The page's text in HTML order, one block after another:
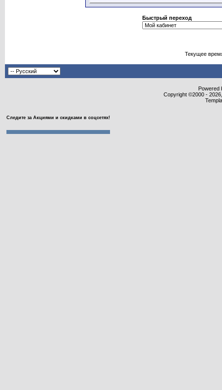
Быстрый переход
Текущее
Powered
Copyright ©2000 -
Следите за Акциями и скидками в соцсетях!